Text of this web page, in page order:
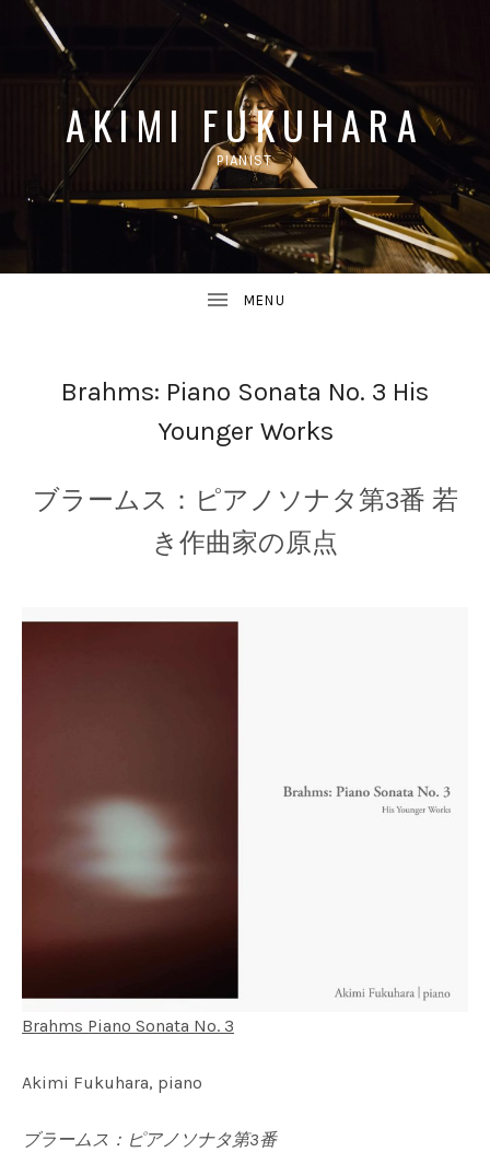
AKIMI FUKUHARA
PIANIST
Brahms: Piano Sonata No. 3 His
Younger Works
ブラームス：ピアノソナタ第3番 若
き作曲家の原点
Brahms Piano Sonata No. 3
Akimi Fukuhara, piano
ブラームス：ピアノソナタ第3番